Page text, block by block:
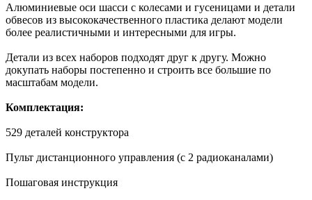
Алюминиевые оси шасси c колесами и гусеницами и детали
обвесов из высококачественного пластика делают модели
более реалистичными и интересными для игры.
Детали из всех наборов подходят друг к другу. Можно
докупать наборы постепенно и строить все большие по
масштабам модели.
Комплектация:
529 деталей конструктора
Пульт дистанционного управления (с 2 радиоканалами)
Пошаговая инструкция